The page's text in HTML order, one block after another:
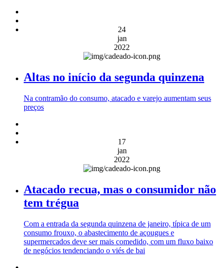
24
jan
2022
Altas no início da segunda quinzena
Na contramão do consumo, atacado e varejo aumentam seus
preços
17
jan
2022
Atacado recua, mas o consumidor não
tem trégua
Com a entrada da segunda quinzena de janeiro, típica de um
consumo frouxo, o abastecimento de açougues e
supermercados deve ser mais comedido, com um fluxo baixo
de negócios tendenciando o viés de bai